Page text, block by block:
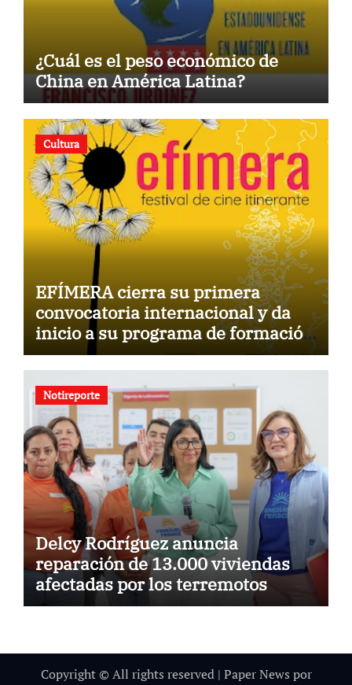
¿Cuál es el peso económico de
China en América Latina?
Cultura
EFÍMERA cierra su primera
convocatoria internacional y da
inicio a su programa de formación
para la comunidad
Notireporte
Delcy Rodríguez anuncia
reparación de 13.000 viviendas
afectadas por los terremotos
Copyright © All rights reserved | Paper News por